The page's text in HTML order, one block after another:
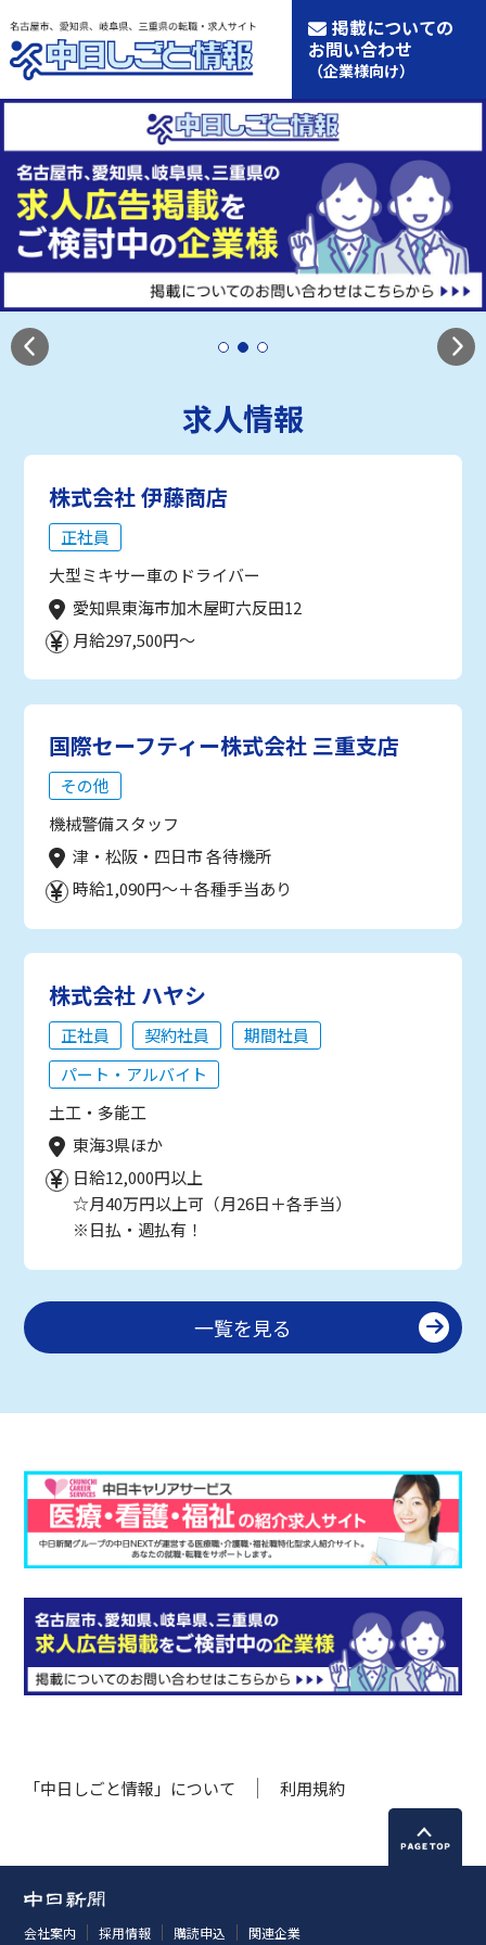
掲載についての
お問い合わせ
（企業様向け）
求人情報
株式会社 伊藤商店
正社員
大型ミキサー車のドライバー
愛知県東海市加木屋町六反田12
月給297,500円～
国際セーフティー株式会社 三重支店
その他
機械警備スタッフ
津・松阪・四日市 各待機所
時給1,090円～＋各種手当あり
株式会社 ハヤシ
正社員 契約社員
期間社員
パート・アルバイト
土工・多能工
東海3県ほか
日給12,000円以上
☆月40万円以上可（月26日＋各手当）
※日払・週払有！
一覧を見る
「中日しごと情報」について 利用規約
会社案内 採用情報 購読申込 関連企業